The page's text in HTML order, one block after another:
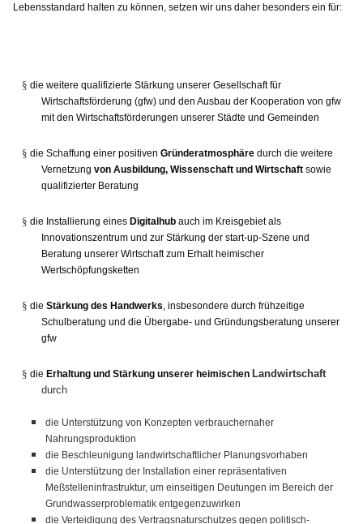
Lebensstandard halten zu können, setzen wir uns daher besonders ein für:
§ die weitere qualifizierte Stärkung unserer Gesellschaft für
Wirtschaftsförderung (gfw) und den Ausbau der Kooperation von gfw
mit den Wirtschaftsförderungen unserer Städte und Gemeinden
§ die Schaffung einer positiven Gründeratmosphäre durch die weitere
Vernetzung von Ausbildung, Wissenschaft und Wirtschaft sowie
qualifizierter Beratung
§ die Installierung eines Digitalhub auch im Kreisgebiet als
Innovationszentrum und zur Stärkung der start-up-Szene und
Beratung unserer Wirtschaft zum Erhalt heimischer
Wertschöpfungsketten
§ die Stärkung des Handwerks , insbesondere durch frühzeitige
Schulberatung und die Übergabe- und Gründungsberatung unserer
gfw
§ die Erhaltung und Stärkung unserer heimischen Landwirtschaft
durch
die Unterstützung von Konzepten verbrauchernaher
Nahrungsproduktion
die Beschleunigung landwirtschaftlicher Planungsvorhaben
die Unterstützung der Installation einer repräsentativen
Meßstelleninfrastruktur, um einseitigen Deutungen im Bereich der
Grundwasserproblematik entgegenzuwirken
die Verteidigung des Vertragsnaturschutzes gegen politisch-